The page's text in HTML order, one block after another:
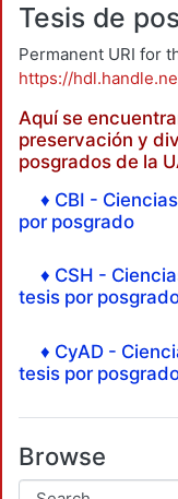
Tesis de
Permanent URI for
https://
Aquí se
preservación y
posgrados de la
♦ CBI -
por posgrado
♦ CSH -
tesis por
♦ CyAD -
tesis por
Browse